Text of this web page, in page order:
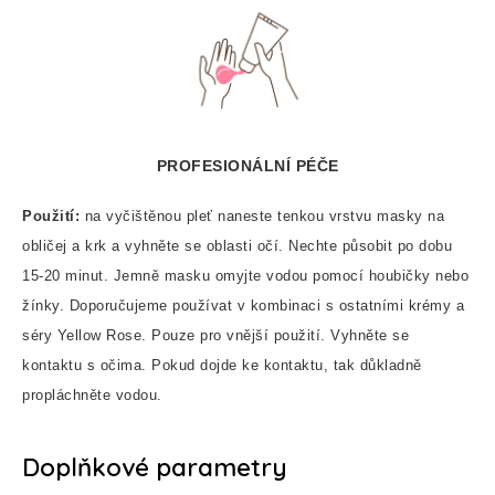
PROFESIONÁLNÍ PÉČE
Použití: na vyčištěnou pleť naneste tenkou vrstvu masky na
obličej a krk a vyhněte se oblasti očí. Nechte působit po dobu
15-20 minut. Jemně masku omyjte vodou pomocí houbičky nebo
žínky. Doporučujeme používat v kombinaci s ostatními krémy a
séry Yellow Rose. Pouze pro vnější použití. Vyhněte se
kontaktu s očima. Pokud dojde ke kontaktu, tak důkladně
propláchněte vodou.
Doplňkové parametry